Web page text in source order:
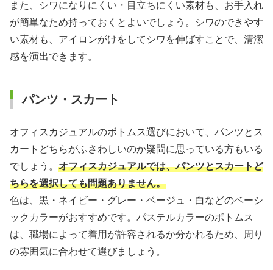
また、シワになりにくい・目立ちにくい素材も、お手入れ
が簡単なため持っておくとよいでしょう。シワのできやす
い素材も、アイロンがけをしてシワを伸ばすことで、清潔
感を演出できます。
パンツ・スカート
オフィスカジュアルのボトムス選びにおいて、パンツとス
カートどちらがふさわしいのか疑問に思っている方もいる
でしょう。 オフィスカジュアルでは、パンツとスカートど
ちらを選択しても問題ありません。
色は、黒・ネイビー・グレー・ベージュ・白などのベーシ
ックカラーがおすすめです。パステルカラーのボトムス
は、職場によって着用が許容されるか分かれるため、周り
の雰囲気に合わせて選びましょう。